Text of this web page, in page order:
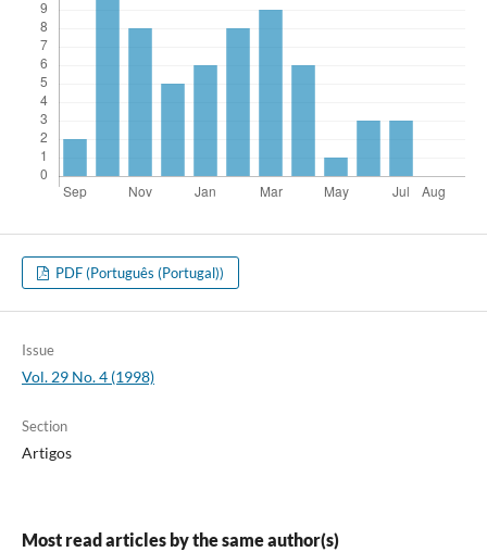
PDF (Português (Portugal))
Issue
Vol. 29 No. 4 (1998)
Section
Artigos
Most read articles by the same author(s)